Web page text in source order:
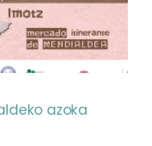
azoka